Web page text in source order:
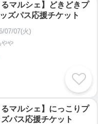
るマルシェ】どきどきプ
ズパス応援チケット
07/07(火)
やや
るマルシェ】にっこりプ
パス応援チケット